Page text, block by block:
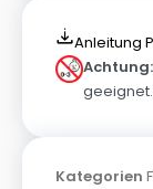
Anleitung
Achtung:
Kategorien